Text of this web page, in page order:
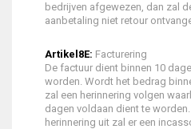
bedrijven afgewezen, dan zal
aanbetaling niet retour
Artikel8E: Facturering
De factuur dient binnen 10
worden. Wordt het bedrag
zal een herinnering volgen
dagen voldaan dient te
herinnering uit zal er een